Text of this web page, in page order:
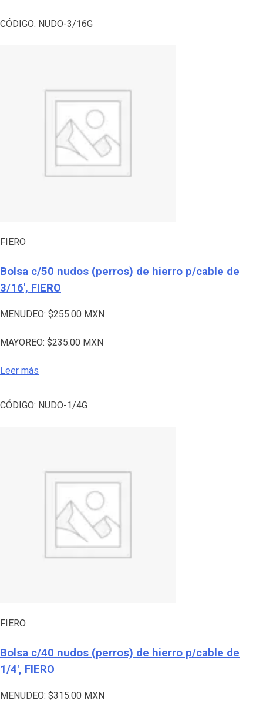
CÓDIGO: NUDO-3/16G
FIERO
Bolsa c/50 nudos (perros) de hierro p/cable de
3/16′, FIERO
MENUDEO: $255.00 MXN
MAYOREO: $235.00 MXN
Leer más
CÓDIGO: NUDO-1/4G
FIERO
Bolsa c/40 nudos (perros) de hierro p/cable de
1/4′, FIERO
MENUDEO: $315.00 MXN